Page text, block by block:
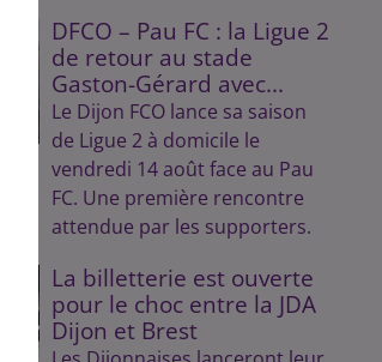
DFCO – Pau FC : la Ligue 2
de retour au stade
Gaston-Gérard avec...
Le Dijon FCO lance sa saison
de Ligue 2 à domicile le
vendredi 14 août face au Pau
FC. Une première rencontre
attendue par les supporters.
La billetterie est ouverte
pour le choc entre la JDA
Dijon et Brest